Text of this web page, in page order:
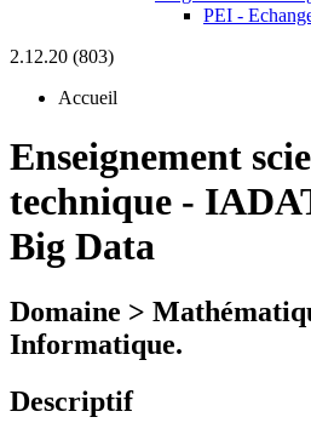
PEI -
2.12.20 (803)
Accueil
Enseignement
technique -
Big Data
Domaine >
Informatique.
Descriptif